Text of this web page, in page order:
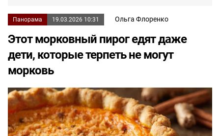
Панорама 19.03.2026 10:31 Ольга Флоренко
Этот морковный пирог едят даже
дети, которые терпеть не могут
морковь